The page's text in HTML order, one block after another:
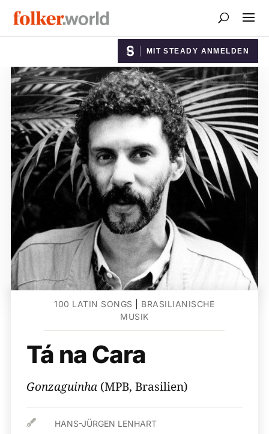
MIT STEADY ANMELDEN
100 LATIN SONGS
BRASILIANISCHE
MUSIK
Tá na Cara
Gonzaguinha (MPB, Brasilien)
 HANS-JÜRGEN LENHART